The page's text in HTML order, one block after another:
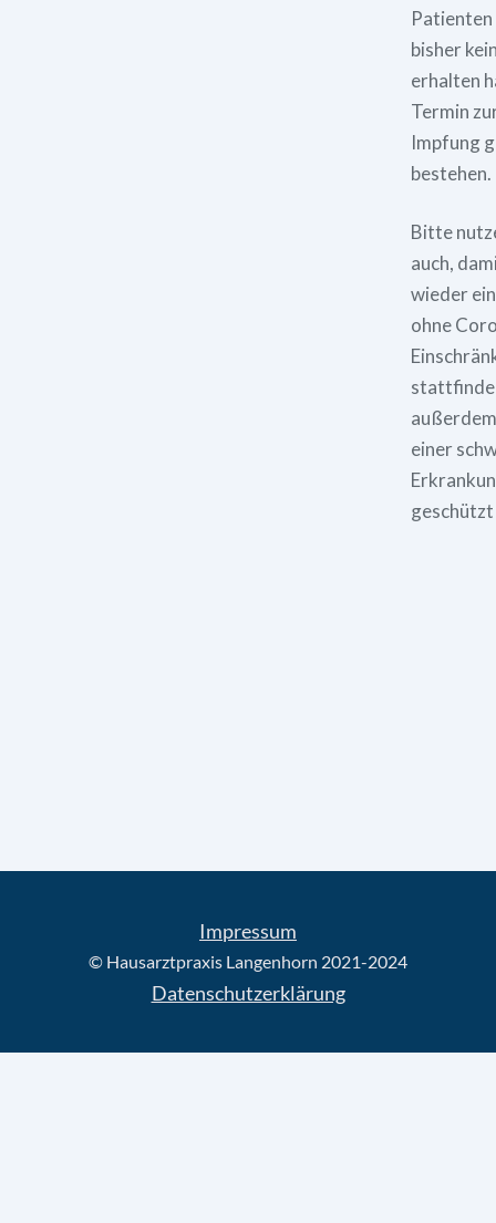
Patienten
bisher
erhalten
Termin
Impfung
bestehen.
Bitte
auch,
wieder
ohne
einer
Impressum
© Hausarztpraxis Langenhorn 2021-2024
Datenschutzerklärung